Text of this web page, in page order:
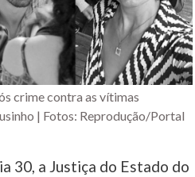
crime contra as vítimas
| Fotos: Reprodução/Portal
30, a Justiça do Estado do